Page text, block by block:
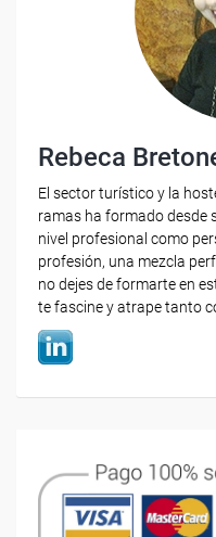
Rebeca
El sector turístico y la
ramas ha formado desde
nivel profesional como
profesión, una mezcla
no dejes de formarte en
te fascine y atrape tanto